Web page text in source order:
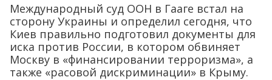
Международный суд ООН в Гааге встал на
сторону Украины и определил сегодня, что
Киев правильно подготовил документы для
иска против России, в котором обвиняет
Москву в «финансировании терроризма», а
также «расовой дискриминации» в Крыму.